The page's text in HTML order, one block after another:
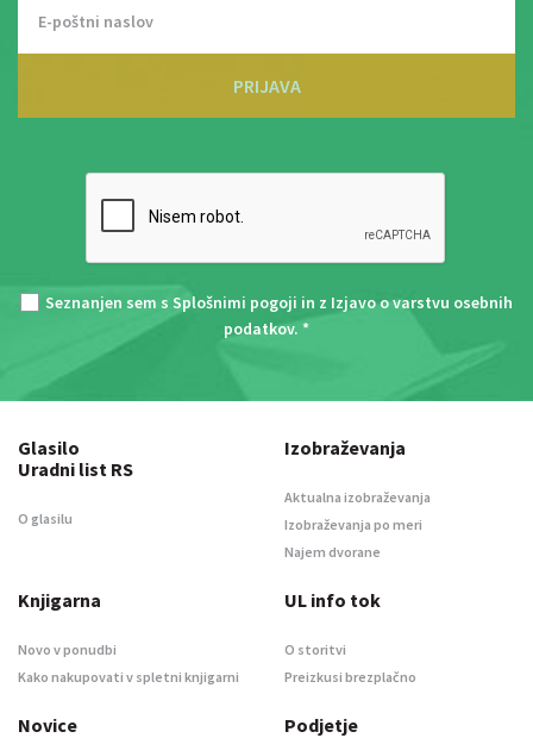
PRIJAVA
Seznanjen sem s Splošnimi pogoji in z Izjavo o varstvu osebnih
podatkov. *
Glasilo
Uradni list RS
O glasilu
Izobraževanja
Aktualna izobraževanja
Izobraževanja po meri
Najem dvorane
Knjigarna
Novo v ponudbi
Kako nakupovati v spletni knjigarni
UL info tok
O storitvi
Preizkusi brezplačno
Novice Podjetje